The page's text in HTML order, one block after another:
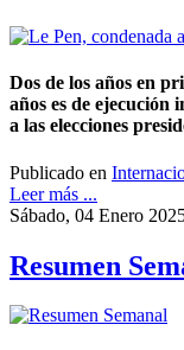
Dos de los años en
años es de ejecución
a las elecciones
Publicado en
Leer más ...
Sábado, 04 Enero
Resumen